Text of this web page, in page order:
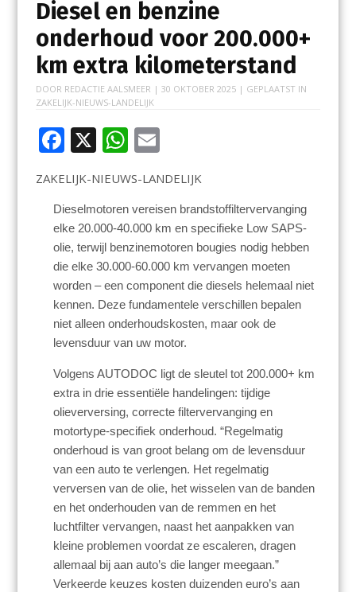
Diesel en benzine
onderhoud voor 200.000+
km extra kilometerstand
DOOR REDACTIE AALSMEER | 30 OKTOBER 2025| GEPLAATST IN
ZAKELIJK-NIEUWS-LANDELIJK
F
e
b
o
o
k
X W
at
s
A
p
p
E
ai
l
ZAKELIJK-NIEUWS-LANDELIJK
Dieselmotoren vereisen brandstoffiltervervanging
elke 20.000-40.000 km en specifieke Low SAPS-
olie, terwijl benzinemotoren bougies nodig hebben
die elke 30.000-60.000 km vervangen moeten
worden – een component die diesels helemaal niet
kennen. Deze fundamentele verschillen bepalen
niet alleen onderhoudskosten, maar ook de
levensduur van uw motor.
Volgens AUTODOC ligt de sleutel tot 200.000+ km
extra in drie essentiële handelingen: tijdige
olieverversing, correcte filtervervanging en
motortype-specifiek onderhoud. “Regelmatig
onderhoud is van groot belang om de levensduur
van een auto te verlengen. Het regelmatig
verversen van de olie, het wisselen van de banden
en het onderhouden van de remmen en het
luchtfilter vervangen, naast het aanpakken van
kleine problemen voordat ze escaleren, dragen
allemaal bij aan auto’s die langer meegaan.”
Verkeerde keuzes kosten duizenden euro’s aan